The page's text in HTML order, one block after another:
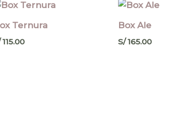
Ternura
115.00
Box Ale
S/165.00